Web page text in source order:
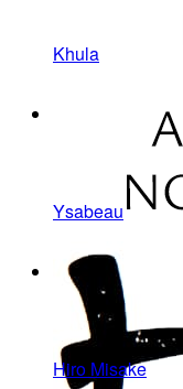
Khula
Ysabeau
Hiro Misake